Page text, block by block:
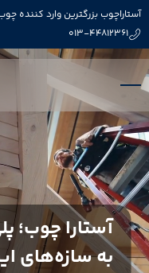
آستاراچوب بزرگترین وارد کننده
013-44812361
آستارا چوب؛
به سازه‌های